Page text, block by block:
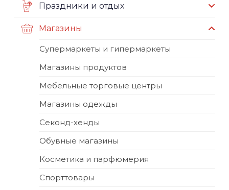
Праздники и отдых
Магазины
Супермаркеты и гипермаркеты
Магазины продуктов
Мебельные торговые центры
Магазины одежды
Секонд-хенды
Обувные магазины
Косметика и парфюмерия
Спорттовары